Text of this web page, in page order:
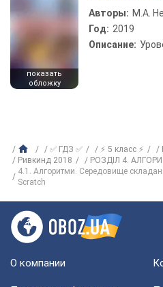
показать
обложку
Авторы: М.А.
Год: 2019
Описание:
✅ ГДЗ ✅ ⚡ 5 класс ⚡
Ривкинд 2018
РОЗДІЛ 4.
4.1. Алгоритми. Середовище
Scratch
О компании